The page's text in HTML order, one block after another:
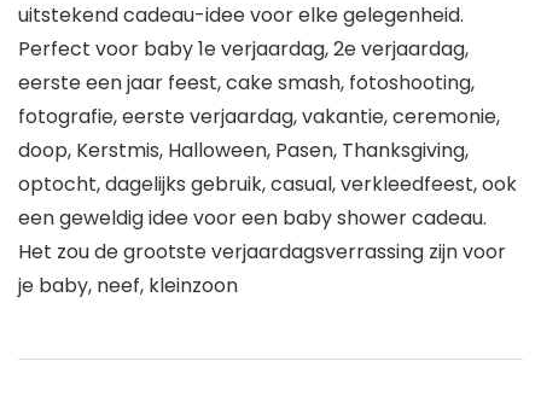
uitstekend cadeau-idee voor elke gelegenheid.
Perfect voor baby 1e verjaardag, 2e verjaardag,
eerste een jaar feest, cake smash, fotoshooting,
fotografie, eerste verjaardag, vakantie, ceremonie,
doop, Kerstmis, Halloween, Pasen, Thanksgiving,
optocht, dagelijks gebruik, casual, verkleedfeest, ook
een geweldig idee voor een baby shower cadeau.
Het zou de grootste verjaardagsverrassing zijn voor
je baby, neef, kleinzoon